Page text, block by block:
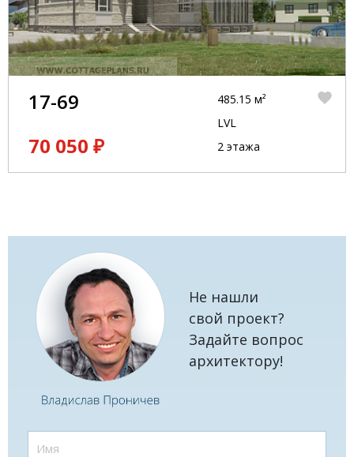
17-69
70 050 ₽
485.15 м²
LVL
2 этажа
Не нашли
свой проект?
Задайте вопрос
архитектору!